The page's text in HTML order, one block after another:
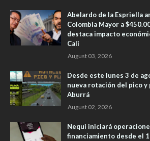
Abelardo de la Espriella
Colombia Mayor a
destaca impacto
Cali
August 03, 2026
Desde este lunes 3 de
nueva rotación del pico y
Aburrá
August 02, 2026
Nequi iniciará
financiamiento desde el